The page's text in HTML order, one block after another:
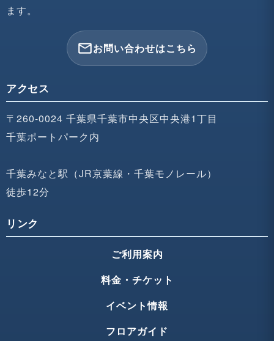
ます。
mail_outlineお問い合わせはこちら
アクセス
〒260-0024 千葉県千葉市中央区中央港1丁目
千葉ポートパーク内
千葉みなと駅（JR京葉線・千葉モノレール）
徒歩12分
リンク
ご利用案内
料金・チケット
イベント情報
フロアガイド